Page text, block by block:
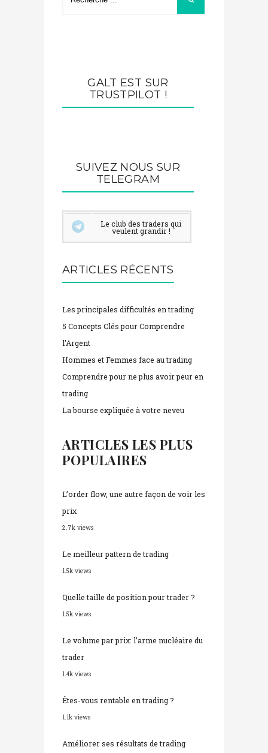
GALT EST SUR
TRUSTPILOT !
SUIVEZ NOUS SUR
TELEGRAM
Le club des traders qui
veulent grandir !
ARTICLES RÉCENTS
Les principales difficultés en trading
5 Concepts Clés pour Comprendre
l’Argent
Hommes et Femmes face au trading
Comprendre pour ne plus avoir peur en
trading
La bourse expliquée à votre neveu
ARTICLES LES PLUS
POPULAIRES
L’order flow, une autre façon de voir les
prix
2.7k views
Le meilleur pattern de trading
1.5k views
Quelle taille de position pour trader ?
1.5k views
Le volume par prix: l’arme nucléaire du
trader
1.4k views
Êtes-vous rentable en trading ?
1.1k views
Améliorer ses résultats de trading